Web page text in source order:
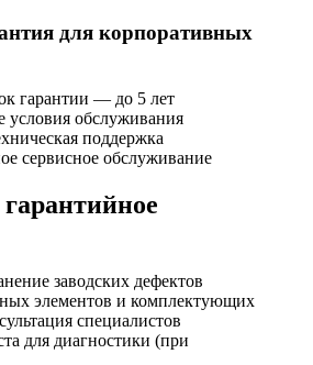
для корпоративных
гарантии — до 5 лет
обслуживания
поддержка
сервисное обслуживание
заводских дефектов
элементов и комплектующих
специалистов
для диагностики (при